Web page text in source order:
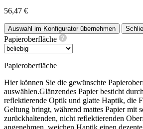
56,47 €
Auswahl im Konfigurator übernehmen
Papieroberfläche
Papieroberfläche
Hier können Sie die gewünschte
auswählen.Glänzendes Papier besticht
reflektierende Optik und glatte Haptik, die
Geltung bringt, während mattes Papier mit
zurückhaltenden, nicht reflektierenden
angenehmen, weichen Haptik einen